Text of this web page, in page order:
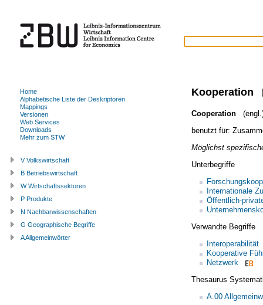
Kooperation
Cooperation
benutzt für:
Möglichst
Unterbegriffe
Internationale
Öffentlich-
Verwandte Begriffe
Interoperabilität
Kooperative
Netzwerk
Thesaurus
A.00
Home
Alphabetische Liste der Deskriptoren
Mappings
Versionen
Web Services
Downloads
Mehr zum STW
V Volkswirtschaft
B Betriebswirtschaft
W Wirtschaftssektoren
P Produkte
N Nachbarwissenschaften
G Geographische Begriffe
A Allgemeinwörter